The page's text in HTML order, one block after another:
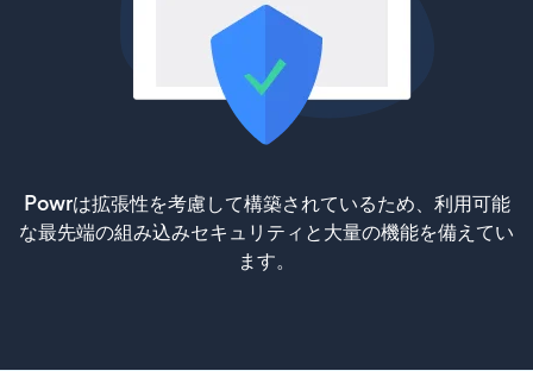
Powrは拡張性を考慮して構築されているため、利用可能
な最先端の組み込みセキュリティと大量の機能を備えてい
ます。